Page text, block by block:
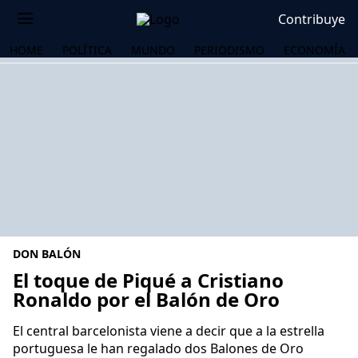
Contribuye
HOME POLÍTICA MUNDO PERIODISMO ECONOMÍA
DON BALÓN
El toque de Piqué a Cristiano
Ronaldo por el Balón de Oro
El central barcelonista viene a decir que a la estrella
portuguesa le han regalado dos Balones de Oro